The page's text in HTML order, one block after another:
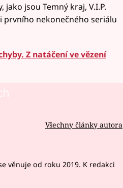
jsou Temný kraj, V.I.P.
prvního nekonečného seriálu
Z natáčení ve vězení
Všechny články autora
věnuje od roku 2019. K redakci